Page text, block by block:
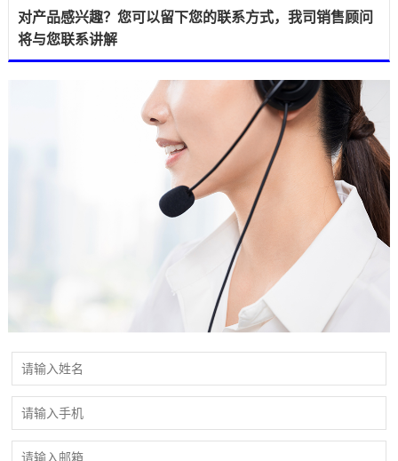
对产品感兴趣？您可以留下您的联系方式，我司销售顾问
将与您联系讲解